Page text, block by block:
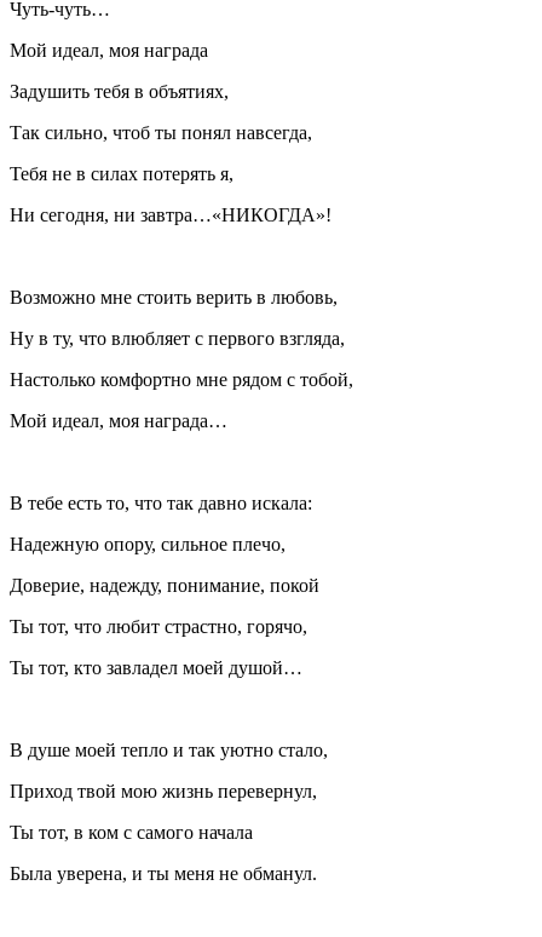
Чуть-чуть…
Мой идеал, моя награда
Задушить тебя в объятиях,
Так сильно, чтоб ты понял навсегда,
Тебя не в силах потерять я,
Ни сегодня, ни завтра…«НИКОГДА»!
Возможно мне стоить верить в любовь,
Ну в ту, что влюбляет с первого взгляда,
Настолько комфортно мне рядом с тобой,
Мой идеал, моя награда…
В тебе есть то, что так давно искала:
Надежную опору, сильное плечо,
Доверие, надежду, понимание, покой
Ты тот, что любит страстно, горячо,
Ты тот, кто завладел моей душой…
В душе моей тепло и так уютно стало,
Приход твой мою жизнь перевернул,
Ты тот, в ком с самого начала
Была уверена, и ты меня не обманул.